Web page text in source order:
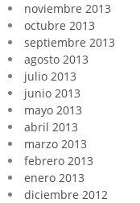
noviembre 2013
octubre 2013
septiembre 2013
agosto 2013
julio 2013
junio 2013
mayo 2013
abril 2013
marzo 2013
febrero 2013
enero 2013
diciembre 2012